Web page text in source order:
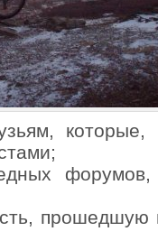
которые,
прошедшую